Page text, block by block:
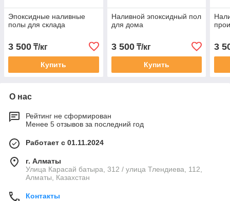
Эпоксидные наливные
полы для склада
3 500 ₸/кг
Купить
Наливной эпоксидный пол
для дома
3 500₸/кг
Купить
3
О нас
Рейтинг не сформирован
Менее 5 отзывов за последний год
Работает с 01.11.2024
г. Алматы
Улица Карасай батыра, 312 / улица Тлендиева, 112,
Алматы, Казахстан
Контакты